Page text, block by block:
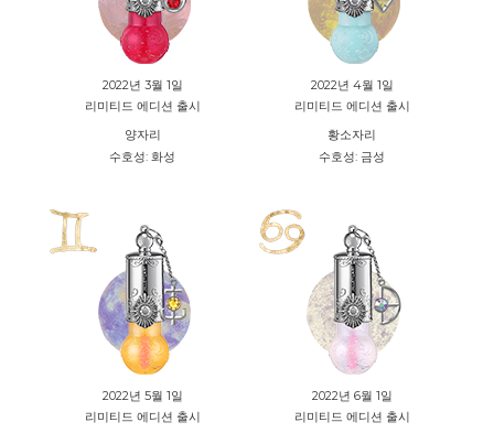
2022년 3월 1일
리미티드 에디션 출시
양자리
수호성: 화성
2022년 4월 1일
리미티드 에디션 출시
황소자리
수호성: 금성
2022년 5월 1일
리미티드 에디션 출시
2022년 6월 1일
리미티드 에디션 출시